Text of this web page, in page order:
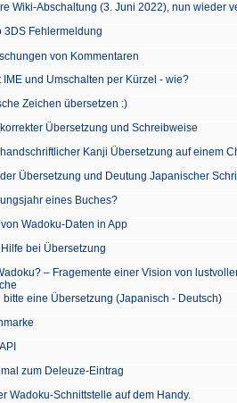
Wiki-Abschaltung (3. Juni 2022), nun wieder
3DS Fehlermeldung
von Kommentaren
IME und Umschalten per Kürzel - wie?
Zeichen übersetzen :)
Übersetzung und Schreibweise
Kanji Übersetzung auf einem
Übersetzung und Deutung Japanischer
eines Buches?
Wadoku-Daten in App
bei Übersetzung
– Fragemente einer Vision von
bitte eine Übersetzung (Japanisch - Deutsch)
zum Deleuze-Eintrag
Wadoku-Schnittstelle auf dem Handy.